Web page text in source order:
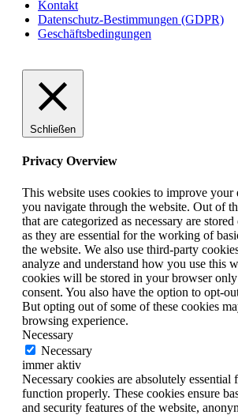
Kontakt
Datenschutz-Bestimmungen (GDPR)
Geschäftsbedingungen
Schließen
Privacy Overview
This website uses cookies to improve your
you navigate through the website. Out of
that are categorized as necessary are
as they are essential for the working of
the website. We also use third-party
analyze and understand how you use this
cookies will be stored in your browser
consent. You also have the option to opt-
But opting out of some of these cookies
browsing experience.
Necessary
Necessary
immer aktiv
Necessary cookies are absolutely essential
function properly. These cookies ensure
and security features of the website,